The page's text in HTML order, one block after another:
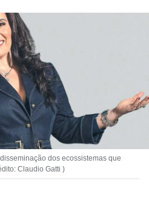
dos ecossistemas que
Claudio Gatti )